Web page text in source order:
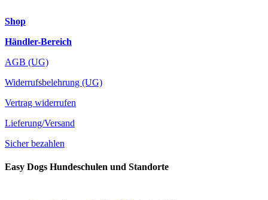
Shop
Händler-Bereich
AGB (UG)
Widerrufsbelehrung (UG)
Vertrag widerrufen
Lieferung/Versand
Sicher bezahlen
Easy Dogs Hundeschulen und Standorte